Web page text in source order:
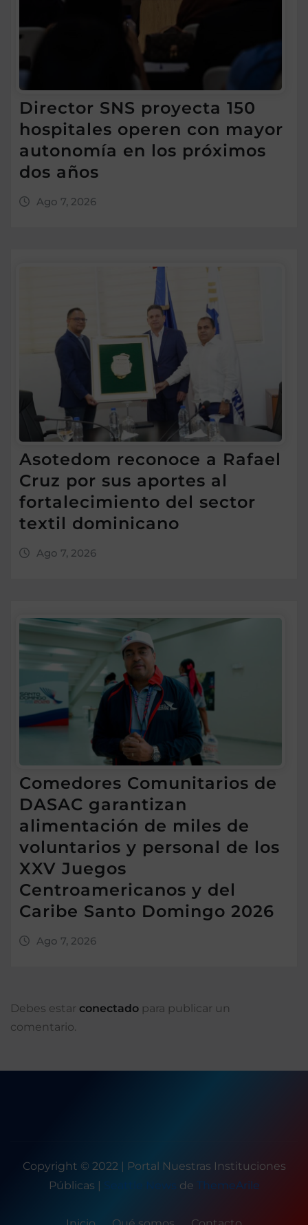
Director SNS proyecta 150
hospitales operen con mayor
autonomía en los próximos
dos años
Ago 7, 2026
Asotedom reconoce a Rafael
Cruz por sus aportes al
fortalecimiento del sector
textil dominicano
Ago 7, 2026
Comedores Comunitarios de
DASAC garantizan
alimentación de miles de
voluntarios y personal de los
XXV Juegos
Centroamericanos y del
Caribe Santo Domingo 2026
Ago 7, 2026
Debes estar conectado para publicar un
comentario.
Copyright © 2022 | Portal Nuestras Instituciones
Públicas | Seattle News de ThemeArile